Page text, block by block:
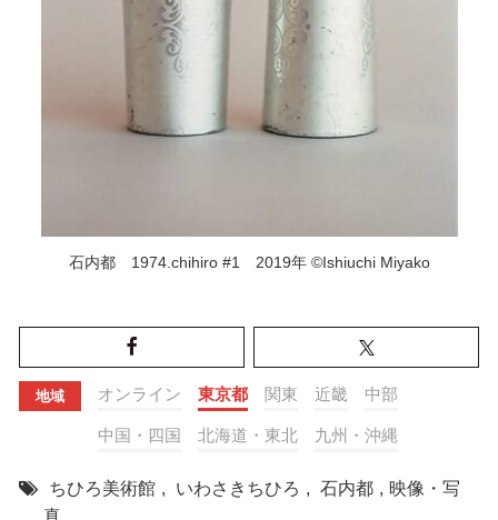
石内都 1974.chihiro #1 2019年 ©Ishiuchi Miyako
地域 オンライン 東京都 関東 近畿 中部
中国・四国 北海道・東北 九州・沖縄
ちひろ美術館 , いわさきちひろ , 石内都 , 映像・写
真